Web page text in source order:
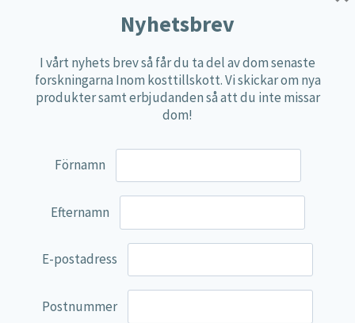
Övriga kosttillskott
100% Natural
Multi Nutrient
Svenska Örtmedicinska Institutet
Green Trade
Nyhetsbrev
I vårt nyhets brev så får du ta del av dom senaste
forskningarna Inom kosttillskott. Vi skickar om nya
produkter samt erbjudanden så att du inte missar
dom!
Förnamn
Efternamn
E-postadress
Postnummer